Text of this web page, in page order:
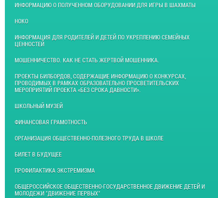
ИНФОРМАЦИЮ О ПОЛУЧЕННОМ ОБОРУДОВАНИИ ДЛЯ ИГРЫ В ШАХМАТЫ
НОКО
ИНФОРМАЦИЯ ДЛЯ РОДИТЕЛЕЙ И ДЕТЕЙ ПО УКРЕПЛЕНИЮ СЕМЕЙНЫХ
ЦЕННОСТЕЙ
МОШЕННИЧЕСТВО. КАК НЕ СТАТЬ ЖЕРТВОЙ МОШЕННИКА.
ПРОЕКТЫ БИЛБОРДОВ, СОДЕРЖАЩИЕ ИНФОРМАЦИЮ О КОНКУРСАХ,
ПРОВОДИМЫХ В РАМКАХ ОБРАЗОВАТЕЛЬНО ПРОСВЕТИТЕЛЬСКИХ
МЕРОПРИЯТИЙ ПРОЕКТА «БЕЗ СРОКА ДАВНОСТИ».
ШКОЛЬНЫЙ МУЗЕЙ
ФИНАНСОВАЯ ГРАМОТНОСТЬ
ОРГАНИЗАЦИЯ ОБЩЕСТВЕННО-ПОЛЕЗНОГО ТРУДА В ШКОЛЕ
БИЛЕТ В БУДУЩЕЕ
ПРОФИЛАКТИКА ЭКСТРЕМИЗМА
ОБЩЕРОССИЙСКОЕ ОБЩЕСТВЕННО-ГОСУДАРСТВЕННОЕ ДВИЖЕНИЕ ДЕТЕЙ И
МОЛОДЕЖИ "ДВИЖЕНИЕ ПЕРВЫХ"